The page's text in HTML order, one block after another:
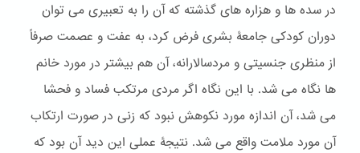
در سده ها و هزاره های گذشته که آن را به تعبیری می توان
دوران کودکی جامعۀ بشری فرض کرد، به عفت و عصمت صرفاً
از منظری جنسیتی و مردسالارانه، آن هم بیشتر در مورد خانم
ها نگاه می شد. با این نگاه اگر مردی مرتکب فساد و فحشا
می شد، آن اندازه مورد نکوهش نبود که زنی در صورت ارتکاب
آن مورد ملامت واقع می شد. نتیجۀ عملی این دید آن بود که